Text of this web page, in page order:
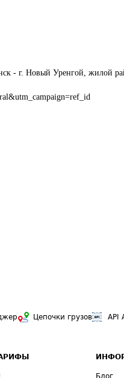
- г. Новый Уренгой, жилой
Цепочки грузов API
Блог